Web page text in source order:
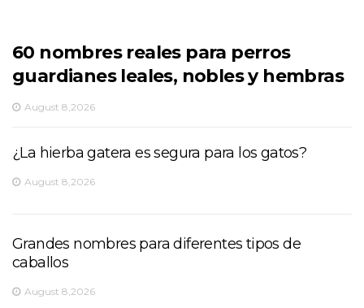
60 nombres reales para perros
guardianes leales, nobles y hembras
August 8,2026
¿La hierba gatera es segura para los gatos?
August 8,2026
Grandes nombres para diferentes tipos de
caballos
August 8,2026